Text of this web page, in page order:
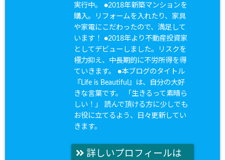
実行中。 ●2018年新築マンションを
購入。リフォームを入れたり、家具
や家電にこだわったので、満足して
います！ ●2018年より不動産投資家
としてデビューしました。リスクを
極力抑え、中長期的に不労所得を得
ていきます。 ●本ブログのタイトル
『Life is Beautiful』は、自分の大好
きな言葉です。 「生きるって素晴ら
しい！」 読んで頂ける方に少しでも
お役に立てるよう、日々更新してい
きます。
詳しいプロフィールは